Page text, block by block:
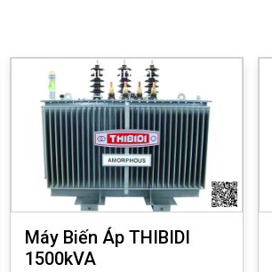
Máy Biến Áp THIBIDI
1500kVA